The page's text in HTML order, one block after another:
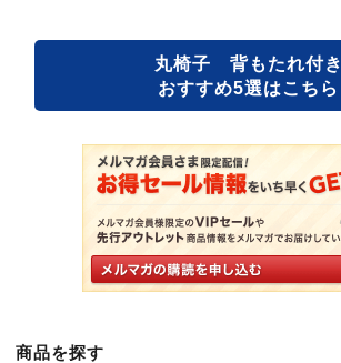
丸椅子 背もたれ付き
おすすめ5選はこちら
商品を探す